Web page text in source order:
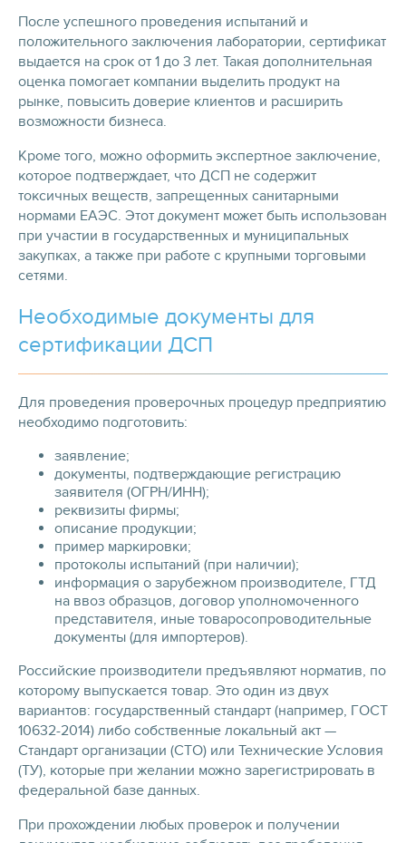
После успешного проведения испытаний и
положительного заключения лаборатории, сертификат
выдается на срок от 1 до 3 лет. Такая дополнительная
оценка помогает компании выделить продукт на
рынке, повысить доверие клиентов и расширить
возможности бизнеса.
Кроме того, можно оформить экспертное заключение,
которое подтверждает, что ДСП не содержит
токсичных веществ, запрещенных санитарными
нормами ЕАЭС. Этот документ может быть использован
при участии в государственных и муниципальных
закупках, а также при работе с крупными торговыми
сетями.
Необходимые документы для
сертификации ДСП
Для проведения проверочных процедур предприятию
необходимо подготовить:
заявление;
документы, подтверждающие регистрацию
заявителя (ОГРН/ИНН);
реквизиты фирмы;
описание продукции;
пример маркировки;
протоколы испытаний (при наличии);
информация о зарубежном производителе, ГТД
на ввоз образцов, договор уполномоченного
представителя, иные товаросопроводительные
документы (для импортеров).
Российские производители предъявляют норматив, по
которому выпускается товар. Это один из двух
вариантов: государственный стандарт (например, ГОСТ
10632-2014) либо собственные локальный акт —
Стандарт организации (СТО) или Технические Условия
(ТУ), которые при желании можно зарегистрировать в
федеральной базе данных.
При прохождении любых проверок и получении